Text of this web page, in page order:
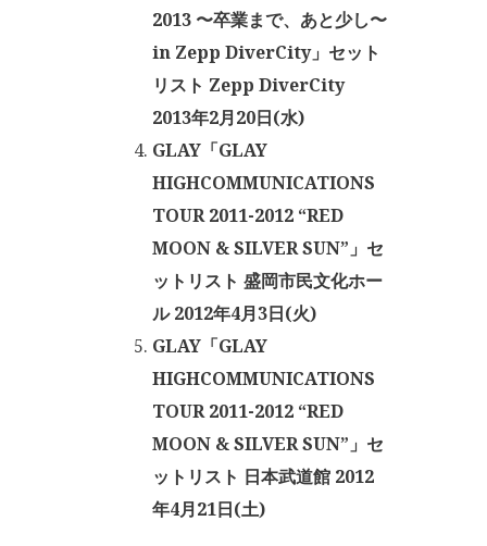
2013 〜卒業まで、あと少し〜
in Zepp DiverCity」セット
リスト Zepp DiverCity
2013年2月20日(水)
GLAY「GLAY
HIGHCOMMUNICATIONS
TOUR 2011-2012 “RED
MOON & SILVER SUN”」セ
ットリスト 盛岡市民文化ホー
ル 2012年4月3日(火)
GLAY「GLAY
HIGHCOMMUNICATIONS
TOUR 2011-2012 “RED
MOON & SILVER SUN”」セ
ットリスト 日本武道館 2012
年4月21日(土)